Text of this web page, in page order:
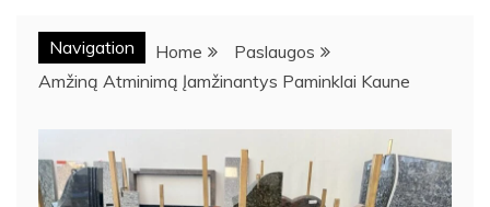
Navigation Home
Paslaugos
Amžiną Atminimą Įamžinantys Paminklai Kaune